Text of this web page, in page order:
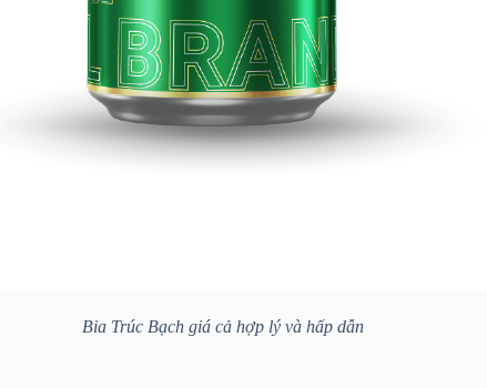
Bia Trúc Bạch giá cả hợp lý và hấp dẫn